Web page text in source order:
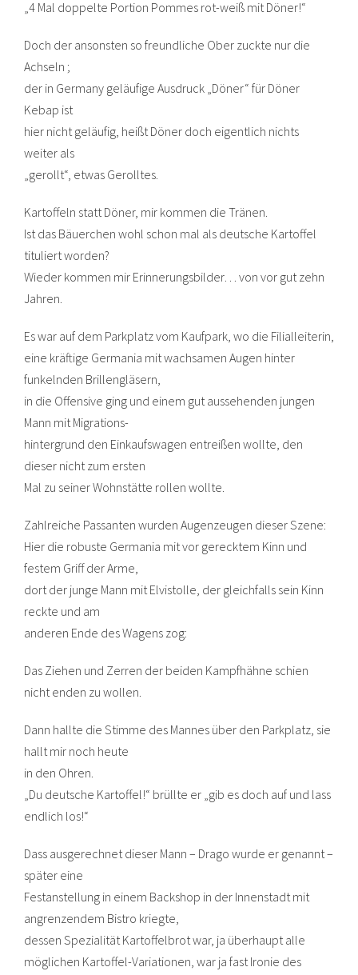
„4 Mal doppelte Portion Pommes rot-weiß mit Döner!“
Doch der ansonsten so freundliche Ober zuckte nur die
Achseln ;
der in Germany geläufige Ausdruck „Döner“ für Döner
Kebap ist
hier nicht geläufig, heißt Döner doch eigentlich nichts
weiter als
„gerollt“, etwas Gerolltes.
Kartoffeln statt Döner, mir kommen die Tränen.
Ist das Bäuerchen wohl schon mal als deutsche Kartoffel
tituliert worden?
Wieder kommen mir Erinnerungsbilder… von vor gut zehn
Jahren.
Es war auf dem Parkplatz vom Kaufpark, wo die Filialleiterin,
eine kräftige Germania mit wachsamen Augen hinter
funkelnden Brillengläsern,
in die Offensive ging und einem gut aussehenden jungen
Mann mit Migrations-
hintergrund den Einkaufswagen entreißen wollte, den
dieser nicht zum ersten
Mal zu seiner Wohnstätte rollen wollte.
Zahlreiche Passanten wurden Augenzeugen dieser Szene:
Hier die robuste Germania mit vor gerecktem Kinn und
festem Griff der Arme,
dort der junge Mann mit Elvistolle, der gleichfalls sein Kinn
reckte und am
anderen Ende des Wagens zog:
Das Ziehen und Zerren der beiden Kampfhähne schien
nicht enden zu wollen.
Dann hallte die Stimme des Mannes über den Parkplatz, sie
hallt mir noch heute
in den Ohren.
„Du deutsche Kartoffel!“ brüllte er „gib es doch auf und lass
endlich los!“
Dass ausgerechnet dieser Mann – Drago wurde er genannt –
später eine
Festanstellung in einem Backshop in der Innenstadt mit
angrenzendem Bistro kriegte,
dessen Spezialität Kartoffelbrot war, ja überhaupt alle
möglichen Kartoffel-Variationen, war ja fast Ironie des